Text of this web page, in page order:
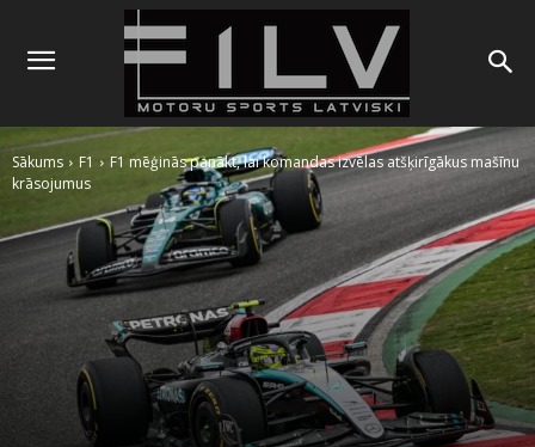
Sākums F1
F1 mēģinās panākt, lai komandas izvēlas atšķirīgākus mašīnu
krāsojumus